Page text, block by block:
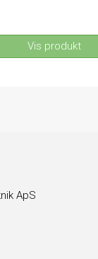
Vis produkt
ApS